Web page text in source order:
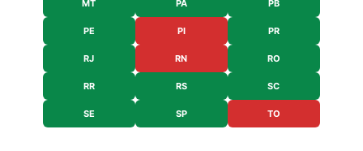
MT PA PB
PE PI PR
RJ RN RO
RR RS SC
SE SP TO